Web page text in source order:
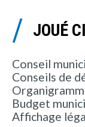
JOUÉ
Conseil
Conseils de
Budget
Affichage